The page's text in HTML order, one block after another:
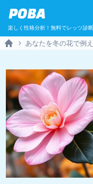
POBA
楽しく性格分析！無料でレッツ診
あなたを冬の花で例